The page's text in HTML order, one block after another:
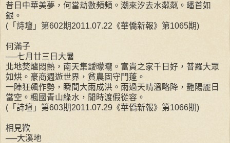
昔日中華美夢，何當劫數頻頻。潮來汐去水粼粼。皤首如
銀。
(「詩壇」第602期2011.07.22《華僑新報》第1065期)
何滿子
──七月廿三日大暑
北地焚爐悶熱，南天集靉曚曨。富貴之家千日好，普羅大眾
如烘。豪商週遊世界，貧農固守門蓬。
一陣狂飆作勢，瞬間大雨成洪。雨過天晴溫略降，艷陽麗日
當空。楓國青山綠水，閒時渡假從容。
(「詩壇」第603期2011.07.29《華僑新報》第1066期)
相見歡
──大溪地